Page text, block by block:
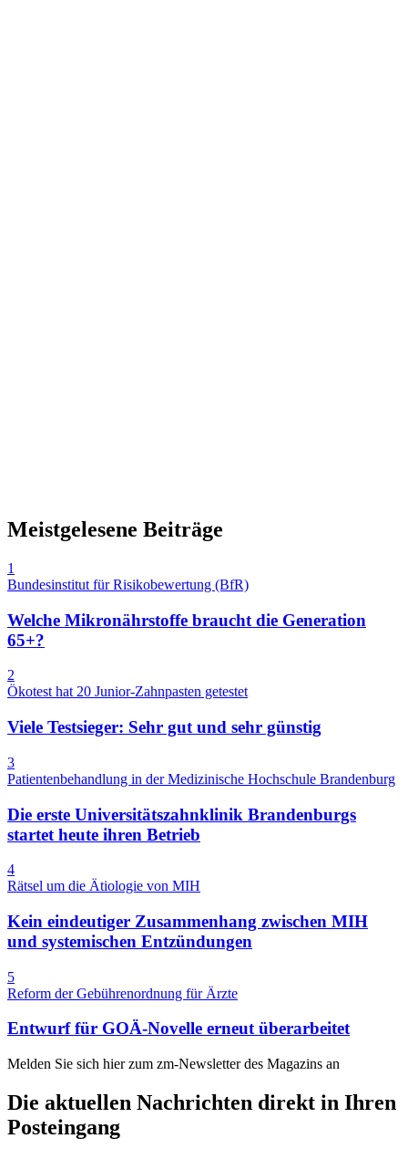
Meistgelesene Beiträge
1
Bundesinstitut für Risikobewertung (BfR)
Welche Mikronährstoffe braucht die Generation
65+?
2
Ökotest hat 20 Junior-Zahnpasten getestet
Viele Testsieger: Sehr gut und sehr günstig
3
Patientenbehandlung in der Medizinische Hochschule Brandenburg
Die erste Universitätszahnklinik Brandenburgs
startet heute ihren Betrieb
4
Rätsel um die Ätiologie von MIH
Kein eindeutiger Zusammenhang zwischen MIH
und systemischen Entzündungen
5
Reform der Gebührenordnung für Ärzte
Entwurf für GOÄ-Novelle erneut überarbeitet
Melden Sie sich hier zum zm-Newsletter des Magazins an
Die aktuellen Nachrichten direkt in Ihren
Posteingang